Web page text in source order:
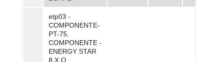
etp03 -
COMPONENTE-
PT-75.
COMPONENTE -
ENERGY STAR
8.X O